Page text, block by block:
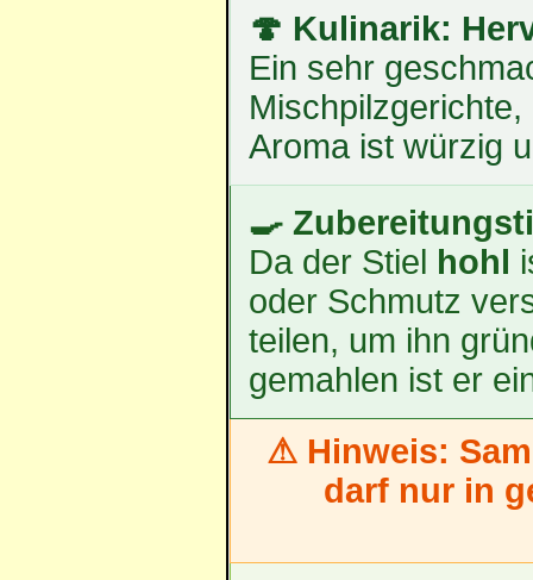
🍄 Kulinarik:
Ein sehr
Aroma ist würzig
🍳
Da der Stiel hohl
oder Schmutz
teilen, um ihn
gemahlen ist er
⚠ Hinweis:
darf nur in